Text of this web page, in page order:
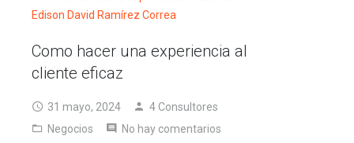
FORO
CONTACTO
Como hacer una experiencia al
cliente eficaz
31 mayo, 2024
4 Consultores
Negocios
No hay comentarios